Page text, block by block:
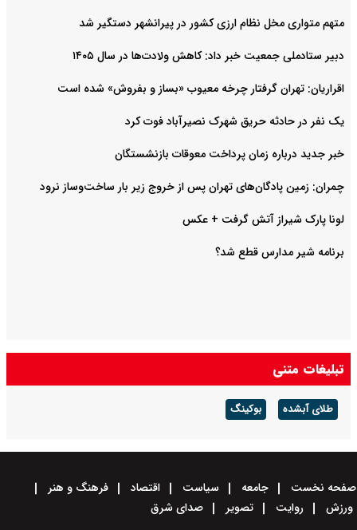
متهم متواری مخل نظام ارزی کشور در پیرانشهر دستگیر شد
دبیر ستادملی جمعیت خبر داد: کاهش ولادت‌ها در سال ۱۴۰۵
اقراریان: تهران گرفتار چرخه معیوب «بساز و بفروش» شده است
یک نفر در حادثه حریق شهرک نصیرآباد فوت کرد
خبر جدید درباره زمان پرداخت معوقات بازنشستگان
چمران: زمین پادگان‌های تهران پس از خروج زیر بار ساخت‌وساز نرود
لونا پارک شیراز آتش گرفت + عکس
برنامه شیر مدارس قطع شد؟
تبلیغات متنی
طلای آبشده بوکینگ
صفحه نخست جامعه سیاست اقتصاد
فرهنگ و هنر
ورزش
روایت تصویر صدای شرق